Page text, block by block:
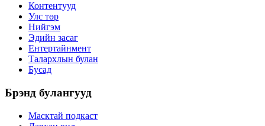
Контентууд
Улс төр
Нийгэм
Эдийн засаг
Ентертайнмент
Талархлын булан
Бусад
Брэнд булангууд
Масктай подкаст